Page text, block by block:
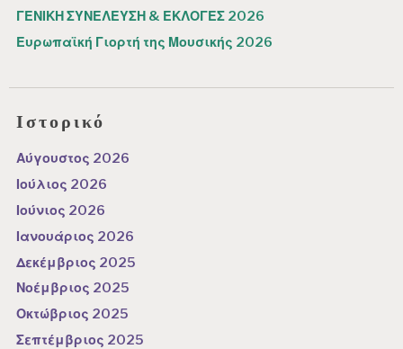
ΓΕΝΙΚΗ ΣΥΝΕΛΕΥΣΗ & ΕΚΛΟΓΕΣ 2026
Ευρωπαϊκή Γιορτή της Μουσικής 2026
Ιστορικό
Αύγουστος 2026
Ιούλιος 2026
Ιούνιος 2026
Ιανουάριος 2026
Δεκέμβριος 2025
Νοέμβριος 2025
Οκτώβριος 2025
Σεπτέμβριος 2025